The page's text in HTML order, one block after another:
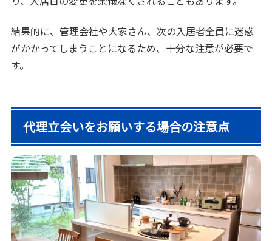
結果的に、管理会社や大家さん、次の入居者全員に迷惑
がかかってしまうことになるため、十分な注意が必要で
す。
代理立会いをお願いする場合の注意点